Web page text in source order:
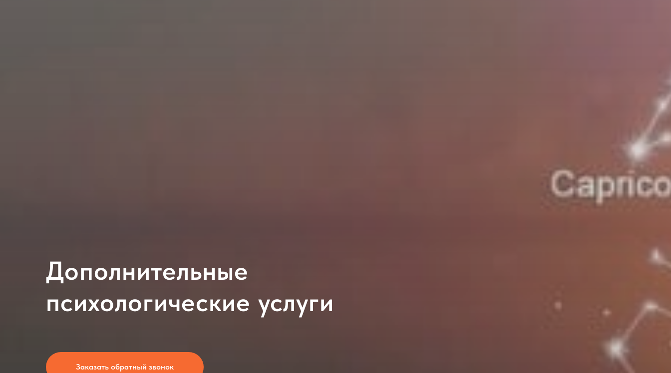
Дополнительные
психологические услуги
Заказать обратный звонок